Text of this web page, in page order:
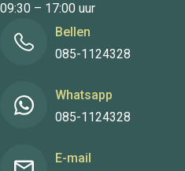
09:30 – 17:00 uur
Bellen
085-1124328
Whatsapp
085-1124328
E-mail